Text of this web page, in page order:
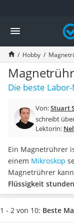
Die beliebtesten
Freizeit & Sport
Gartentrampolin
Trampolin
Metalldetektor
Eufab-Fahrradträger
Trampolin 366 cm
Aluminium-Koffer
Futterboot
E-Bike-Dreirad
Trekkingschuhe
Reisetasche mit Rollen
Klimmzugstation
Koffer
Nachtsichtgerät
Hobby
Die beste
Von:Stuart
schreibt
Lektorin:
Ein Magnetrührer
einem Mikroskop
Magnetrührer kann
Flüssigkeit
umrühren. Laut
mit Heizfunktion
1 - 2 von 10: Beste